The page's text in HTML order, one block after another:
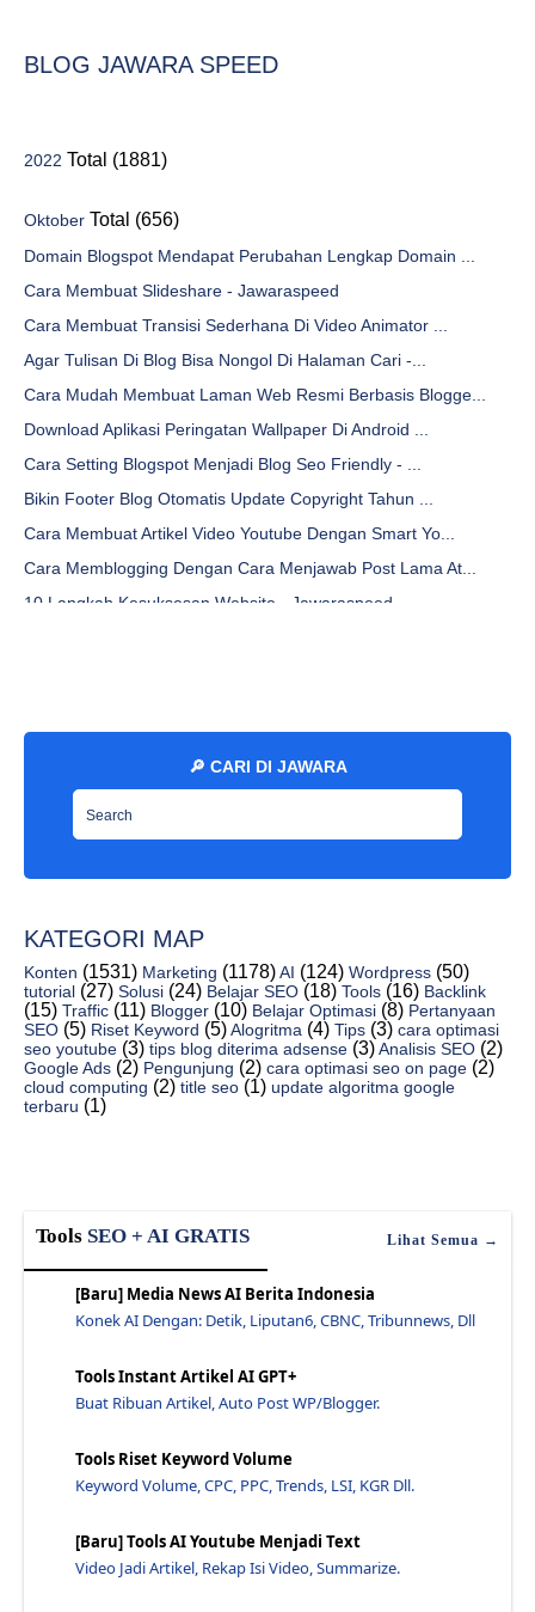
BLOG JAWARA SPEED
2022 Total (1881)
Oktober Total (656)
Domain Blogspot Mendapat Perubahan Lengkap Domain ...
Cara Membuat Slideshare - Jawaraspeed
Cara Membuat Transisi Sederhana Di Video Animator ...
Agar Tulisan Di Blog Bisa Nongol Di Halaman Cari -...
Cara Mudah Membuat Laman Web Resmi Berbasis Blogge...
Download Aplikasi Peringatan Wallpaper Di Android ...
Cara Setting Blogspot Menjadi Blog Seo Friendly - ...
Bikin Footer Blog Otomatis Update Copyright Tahun ...
Cara Membuat Artikel Video Youtube Dengan Smart Yo...
Cara Memblogging Dengan Cara Menjawab Post Lama At...
10 Langkah Kesuksesan Website - Jawaraspeed
Teknik Urutan Rekomendasi Kelas Situs Web - Jawara...
Pencarian Umum, Kotak Pencarian, Plugin Pencarian,...
Mengatasi Gambar Thumbnail Buram Di Blog - Jawaras...
10 Tips Penting Membuat Situs Anda Responsif - Jaw...
Judul Buku Yang Tak Dikenal Oleh Masyarakat - Jawa...
Tutorial Cara Membuat Website Responsive TerbaruBo...
Cara Mengerek Google Talk Dengan Ics Baru - Jawara...
Tips Untuk Situs Drupal yang Berkelanjutan Oleh Mi...
Apa Perbedaan Antara Platform Jejak dan Lalu Linta...
Pertemuan Dan Acara Dari Madrid, Spanyol - Jawaras...
16 Teknik Seo Dasar Dengan Google Analytics - Jawa...
Prod Cast Unduh Podcast Dari Apple Podcasts Store....
Seo: Pengertian, Manfaat, Sejarah Waktu, Dan Cara ...
Kesalahan Yang Sering Dilakukan Oleh Author Blog U...
12 Cara Optimasi Seo On Page Terbaik - Jawaraspeed
Seo Dan Google Bisnisku: Mengoptimalkan Untuk Bisn...
Jumat Hitam 2024 - Jawaraspeed
Cara Mudah Membuat Konten Berkualitas Tinggi Untuk...
🔎 CARI DI JAWARA
KATEGORI MAP
Konten (1531) Marketing (1178)AI (124) Wordpress (50)
tutorial (27) Solusi (24) Belajar SEO (18) Tools (16) Backlink
(15) Traffic (11) Blogger (10) Belajar Optimasi (8) Pertanyaan
SEO (5) Riset Keyword (5)Alogritma (4) Tips (3) cara optimasi
seo youtube (3) tips blog diterima adsense (3)Analisis SEO (2)
Google Ads (2) Pengunjung (2) cara optimasi seo on page (2)
cloud computing (2) title seo (1) update algoritma google
terbaru (1)
Tools SEO + AI GRATIS Lihat Semua →
[Baru] Media News AI Berita Indonesia
Konek AI Dengan: Detik, Liputan6, CBNC, Tribunnews, Dll
Tools Instant Artikel AI GPT+
Buat Ribuan Artikel, Auto Post WP/Blogger.
Tools Riset Keyword Volume
Keyword Volume, CPC, PPC, Trends, LSI, KGR Dll.
[Baru] Tools AI Youtube Menjadi Text
Video Jadi Artikel, Rekap Isi Video, Summarize.